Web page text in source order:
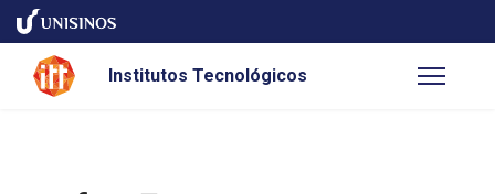
Institutos Tecnológicos